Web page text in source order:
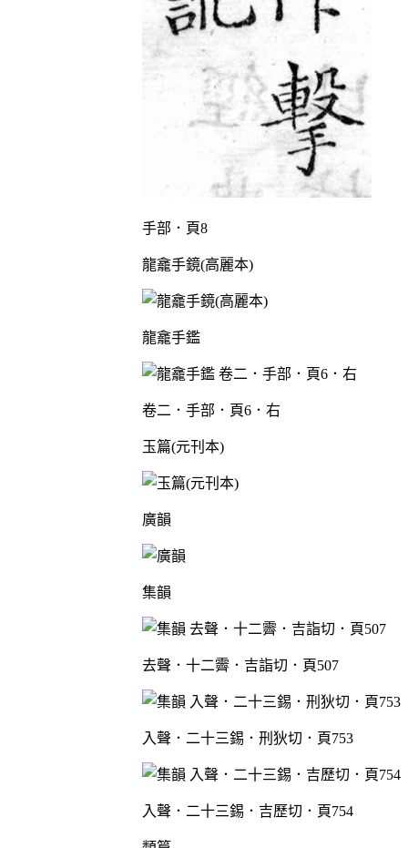
手部．頁8
龍龕手鏡(高麗本)
龍龕手鑑
卷二．手部．頁6．右
玉篇(元刊本)
廣韻
集韻
去聲．十二霽．吉詣切．頁507
入聲．二十三錫．刑狄切．頁753
入聲．二十三錫．吉歷切．頁754